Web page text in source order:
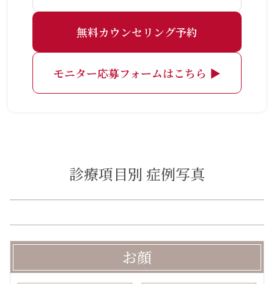
無料カウンセリング予約
モニター応募フォームはこちら ▶
診療項目別 症例写真
お顔